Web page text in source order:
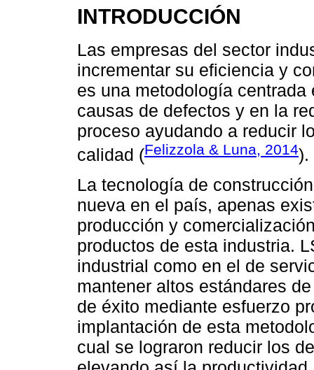
INTRODUCCIÓN
Las empresas del sector
incrementar su eficiencia y
es una metodología
causas de defectos y en la
proceso ayudando a reducir
calidad (Felizzola & Luna, 2014).
La tecnología de
nueva en el país, apenas
producción y
productos de esta industria.
industrial como en el de
mantener altos estándares
de éxito mediante esfuerzo
implantación de esta
cual se lograron reducir los